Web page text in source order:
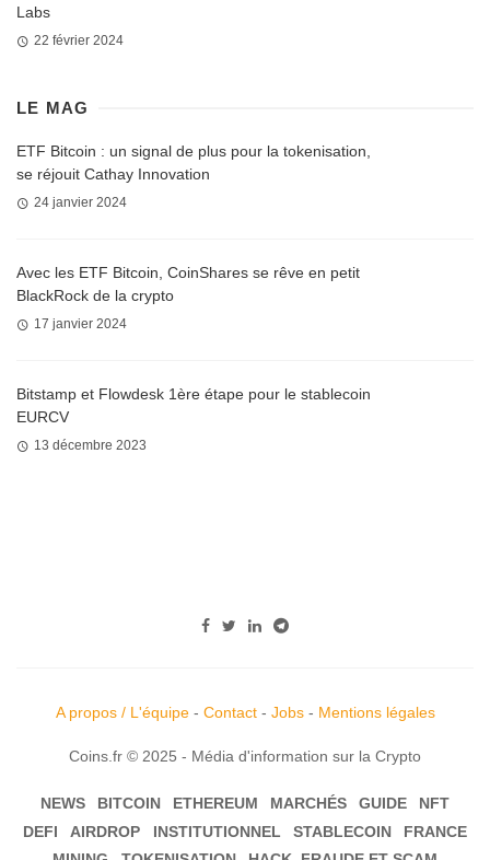
Labs
22 février 2024
LE MAG
ETF Bitcoin : un signal de plus pour la tokenisation,
se réjouit Cathay Innovation
24 janvier 2024
Avec les ETF Bitcoin, CoinShares se rêve en petit
BlackRock de la crypto
17 janvier 2024
Bitstamp et Flowdesk 1ère étape pour le stablecoin
EURCV
13 décembre 2023
A propos / L'équipe- Contact- Jobs- Mentions légales
Coins.fr © 2025 - Média d'information sur la Crypto
NEWS BITCOIN ETHEREUM MARCHÉS GUIDE
NFT
DEFI
AIRDROP INSTITUTIONNEL STABLECOIN
FRANCE